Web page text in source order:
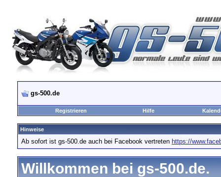
gs-500.de
Registrieren Hilfe
Hinweise
Ab sofort ist gs-500.de auch bei Facebook vertreten https://
Willkommen bei gs-500.de.